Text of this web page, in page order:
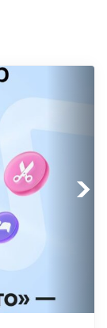
Next